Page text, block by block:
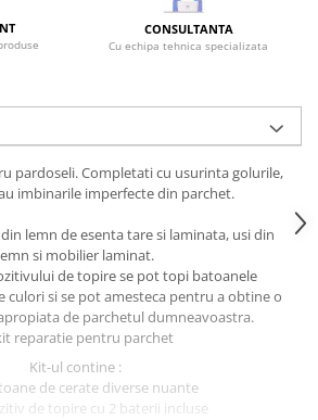
CONSULTANTA
Cu echipa tehnica specializata
pardoseli. Completati cu usurinta golurile,
imbinarile imperfecte din parchet.
lemn de esenta tare si laminata, usi din
si mobilier laminat.
de topire se pot topi batoanele
culori si se pot amesteca pentru a obtine o
de parchetul dumneavoastra.
Kit-ul contine :
de cerate diverse nuante
de topire cu 2 baterii incluse